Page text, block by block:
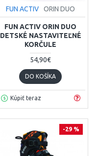
FUN ACTIV ORIN DUO
FUN ACTIV ORIN DUO
DETSKÉ NASTAVITEĽNÉ
KORČULE
54,90€
DO KOŠÍKA
Kúpiť teraz
-29 %